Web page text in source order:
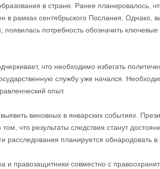
в стране. Ранее планировалось,
в рамках сентябрьского Послания. Однако,
потребность обозначить
что необходимо избегать
службу уже начался.
опыт.
виновных в январских событиях.
что результаты следствия станут
расследования планируется обнародовать в
и правозащитники совместно с